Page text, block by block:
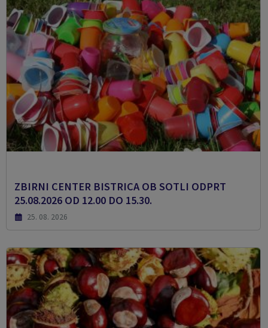
ZBIRNI CENTER BISTRICA OB SOTLI ODPRT
25.08.2026 OD 12.00 DO 15.30.
25. 08. 2026